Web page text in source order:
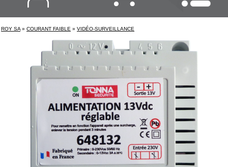
ROY SA » COURANT FAIBLE » VIDÉO-SURVEILLANCE